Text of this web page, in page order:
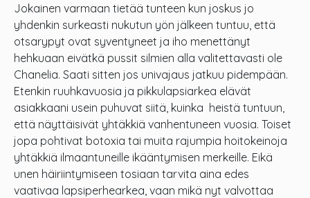
Jokainen varmaan tietää tunteen kun joskus jo
yhdenkin surkeasti nukutun yön jälkeen tuntuu, että
otsarypyt ovat syventyneet ja iho menettänyt
hehkuaan eivätkä pussit silmien alla valitettavasti ole
Chanelia. Saati sitten jos univajaus jatkuu pidempään.
Etenkin ruuhkavuosia ja pikkulapsiarkea elävät
asiakkaani usein puhuvat siitä, kuinka heistä tuntuun,
että näyttäisivät yhtäkkiä vanhentuneen vuosia. Toiset
jopa pohtivat botoxia tai muita rajumpia hoitokeinoja
yhtäkkiä ilmaantuneille ikääntymisen merkeille. Eikä
unen häiriintymiseen tosiaan tarvita aina edes
vaativaa lapsiperhearkea, vaan mikä nyt valvottaa